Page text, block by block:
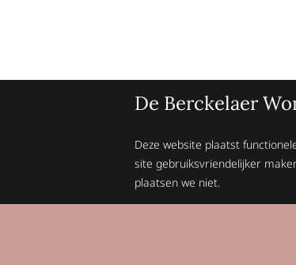
De Berckelaer
Deze website plaatst
site gebruiksvriendelijker
plaatsen we niet.